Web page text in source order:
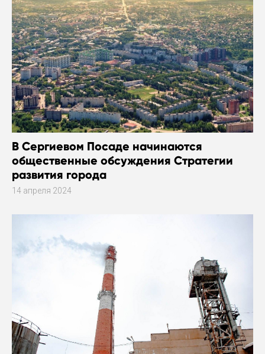
В Сергиевом Посаде начинаются
общественные обсуждения Стратегии
развития города
14 апреля 2024